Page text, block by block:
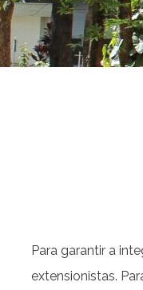
Para garantir a
extensionistas.